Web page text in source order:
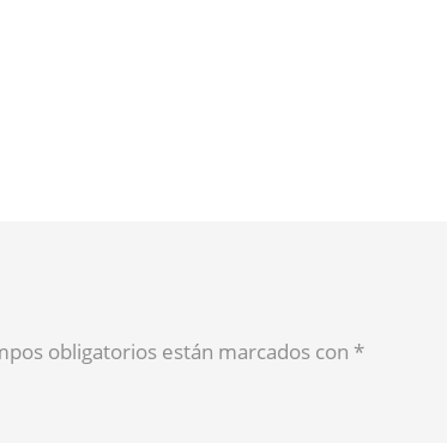
obligatorios están marcados con *